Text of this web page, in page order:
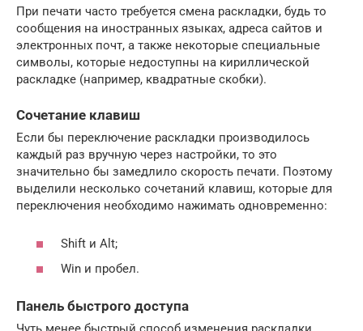
При печати часто требуется смена раскладки, будь то
сообщения на иностранных языках, адреса сайтов и
электронных почт, а также некоторые специальные
символы, которые недоступны на кириллической
раскладке (например, квадратные скобки).
Сочетание клавиш
Если бы переключение раскладки производилось
каждый раз вручную через настройки, то это
значительно бы замедлило скорость печати. Поэтому
выделили несколько сочетаний клавиш, которые для
переключения необходимо нажимать одновременно:
Shift и Alt;
Win и пробел.
Панель быстрого доступа